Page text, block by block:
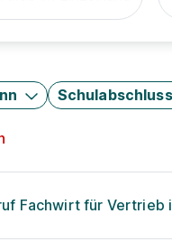
Schulabschluss
Fachwirt für Vertrieb